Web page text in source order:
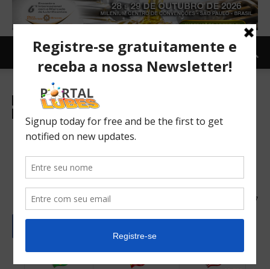
Mercado Internacional
Euro 7 traz impactos em
motores, combustíveis e
lubrificantes
03/04/2023 427